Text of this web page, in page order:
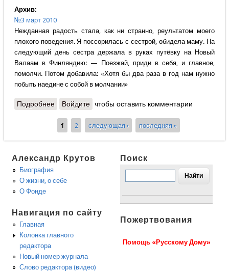
Архив:
№3 март 2010
Нежданная радость стала, как ни странно, реультатом моего
плохого поведения. Я поссорилась с сестрой, обидела маму. На
следующий день сестра держала в руках путёвку на Новый
Валаам в Финляндию: — Поезжай, приди в себя, и главное,
помолчи. Потом добавила: «Хотя бы два раза в год нам нужно
побыть наедине с собой в молчании»
Подробнеео Галина Лебедина - Новый Валаам
Войдите чтобы оставить комментарии
Страницы
1 2 следующая › последняя »
Александр Крутов
Биография
О жизни, о себе
О Фонде
Навигация по сайту
Главная
Колонка главного
редактора
Новый номер журнала
Слово редактора (видео)
Поиск
Пожертвования
Помощь «Русскому Дому»